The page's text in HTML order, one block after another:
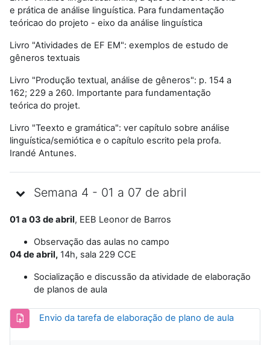
e prática de análise linguística. Para fundamentação
teóricao do projeto - eixo da análise linguística
Livro "Atividades de EF EM": exemplos de estudo de
gêneros textuais
Livro "Produção textual, análise de gêneros": p. 154 a
162; 229 a 260. Importante para fundamentação
teórica do projet.
Livro "Teexto e gramática": ver capítulo sobre análise
linguística/semiótica e o capítulo escrito pela profa.
Irandé Antunes.
Semana 4 - 01 a 07 de abril
01 a 03 de abril, EEB Leonor de Barros
Observação das aulas no campo
04 de abril, 14h, sala 229 CCE
Socialização e discussão da atividade de elaboração
de planos de aula
Envio da tarefa de elaboração de plano de aula